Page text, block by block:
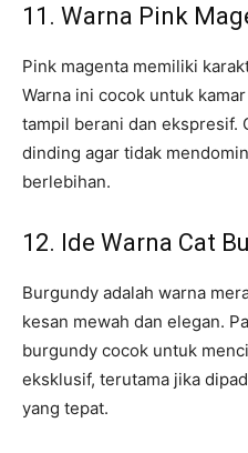
11. Warna Pink
Pink magenta memiliki
Warna ini cocok untuk
tampil berani dan ekspresif.
dinding agar tidak
berlebihan.
12. Ide Warna Cat
Burgundy adalah warna
kesan mewah dan elegan.
burgundy cocok untuk
eksklusif, terutama jika
yang tepat.